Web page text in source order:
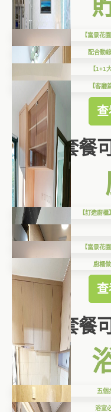
【富景花
配合動
【1+1
【客廳
查
套餐
【訂造廚
【富景花
廚櫃
查
套餐
五個
浴室